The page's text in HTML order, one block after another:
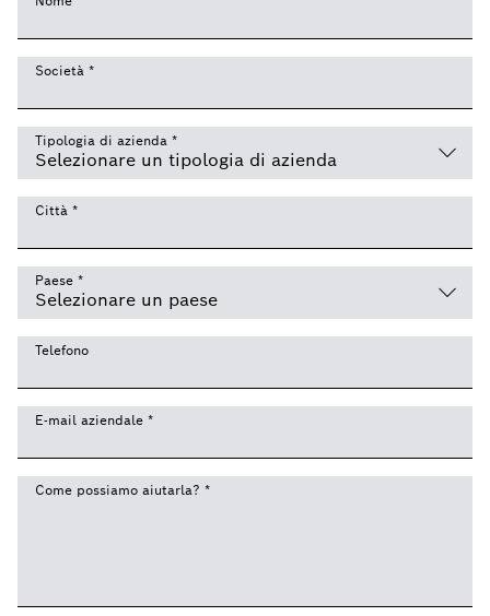
Società *
Tipologia di azienda *
Città *
Paese *
Telefono
E-mail aziendale *
Come possiamo aiutarla? *